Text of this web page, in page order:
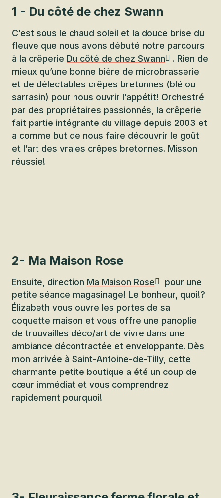
1 - Du côté de chez Swann
C’est sous le chaud soleil et la douce brise du
fleuve que nous avons débuté notre parcours
à la crêperie Du côté de chez Swann
. Rien de
mieux qu’une bonne bière de microbrasserie
et de délectables crêpes bretonnes (blé ou
sarrasin) pour nous ouvrir l’appétit! Orchestré
par des propriétaires passionnés, la crêperie
fait partie intégrante du village depuis 2003 et
a comme but de nous faire découvrir le goût
et l’art des vraies crêpes bretonnes. Misson
réussie!
2- Ma Maison Rose
Ensuite, direction Ma Maison Rose
pour une
petite séance magasinage! Le bonheur, quoi!?
Élizabeth vous ouvre les portes de sa
coquette maison et vous offre une panoplie
de trouvailles déco/art de vivre dans une
ambiance décontractée et enveloppante. Dès
mon arrivée à Saint-Antoine-de-Tilly, cette
charmante petite boutique a été un coup de
cœur immédiat et vous comprendrez
rapidement pourquoi!